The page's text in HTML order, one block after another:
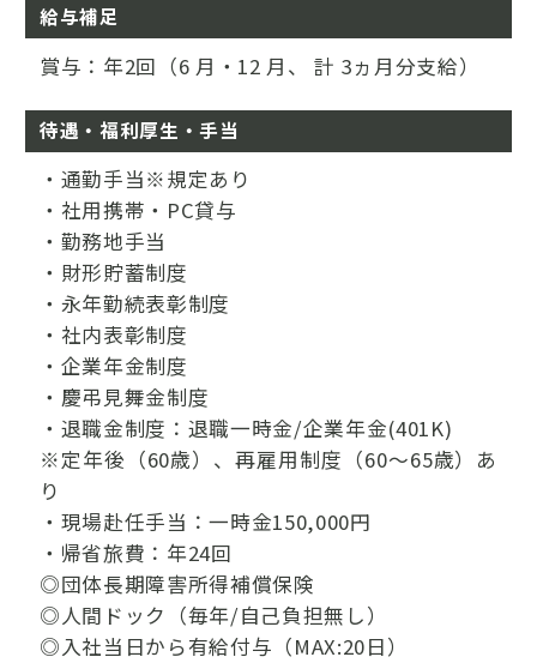
給与補足
賞与：年2回（6 月・12 月、 計 3ヵ月分支給）
待遇・福利厚生・手当
・通勤手当※規定あり
・社用携帯・PC貸与
・勤務地手当
・財形貯蓄制度
・永年勤続表彰制度
・社内表彰制度
・企業年金制度
・慶弔見舞金制度
・退職金制度：退職一時金/企業年金(401K)
※定年後（60歳）、再雇用制度（60～65歳）あ
り
・現場赴任手当：一時金150,000円
・帰省旅費：年24回
◎団体長期障害所得補償保険
◎人間ドック（毎年/自己負担無し）
◎入社当日から有給付与（MAX:20日）